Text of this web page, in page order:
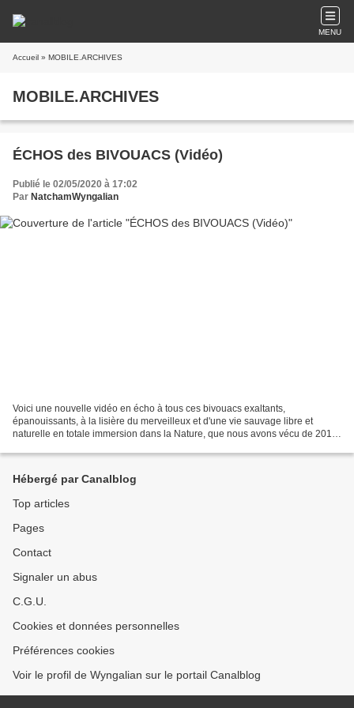
MENU
Accueil » MOBILE.ARCHIVES
MOBILE.ARCHIVES
ÉCHOS des BIVOUACS (Vidéo)
Publié le 02/05/2020 à 17:02
Par NatchamWyngalian
Voici une nouvelle vidéo en écho à tous ces bivouacs exaltants,
épanouissants, à la lisière du merveilleux et d'une vie sauvage libre et
naturelle en totale immersion dans la Nature, que nous avons vécu de 2015
Hébergé par Canalblog
Top articles
Pages
Contact
Signaler un abus
C.G.U.
Cookies et données personnelles
Préférences cookies
Voir le profil de Wyngalian sur le portail Canalblog